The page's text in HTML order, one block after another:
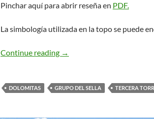
Pinchar aquí para abrir reseña en PDF.
La simbología utilizada en la topo se puede
Continue reading Vinatzer. Tercera Torre del
→
DOLOMITAS GRUPO DEL SELLA TERCERA